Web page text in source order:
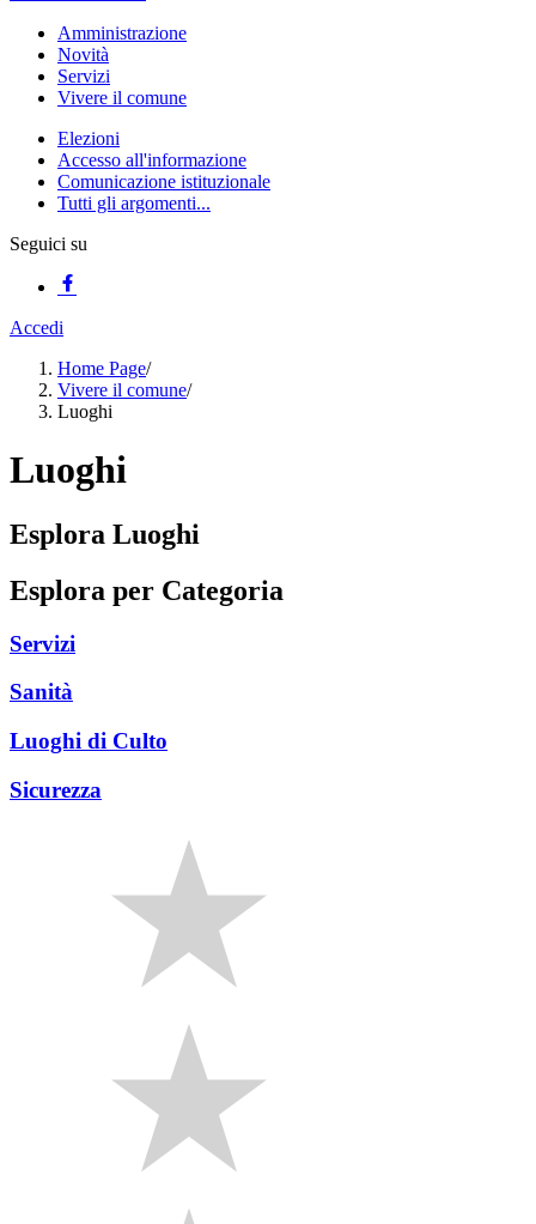
Amministrazione
Novità
Servizi
Vivere il comune
Elezioni
Accesso all'informazione
Comunicazione istituzionale
Tutti gli argomenti...
Seguici su
Accedi
Home Page/
Vivere il comune/
Luoghi
Luoghi
Esplora Luoghi
Esplora per Categoria
Servizi
Sanità
Luoghi di Culto
Sicurezza